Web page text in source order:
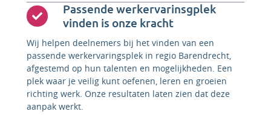
Passende werkervarinsgplek
vinden is onze kracht
Wij helpen deelnemers bij het vinden van een
passende werkervaringsplek in regio Barendrecht,
afgestemd op hun talenten en mogelijkheden. Een
plek waar je veilig kunt oefenen, leren en groeien
richting werk. Onze resultaten laten zien dat deze
aanpak werkt.